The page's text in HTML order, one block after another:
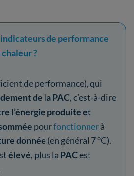
de performance
chaleur ?
de performance), qui
de la PAC, c’est-à-dire
l’énergie produite et
pourfonctionnerà
donnée (en général 7 °C).
élevé, plus la PACest